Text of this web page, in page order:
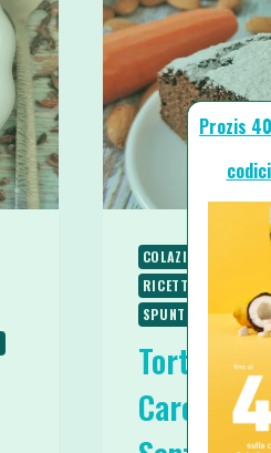
COLAZIONE
RICETTE SENZA
SPUNTINI E SNACKS
Torta
Carote
Prozis
codici